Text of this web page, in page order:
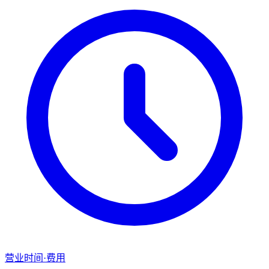
营业时间·费用